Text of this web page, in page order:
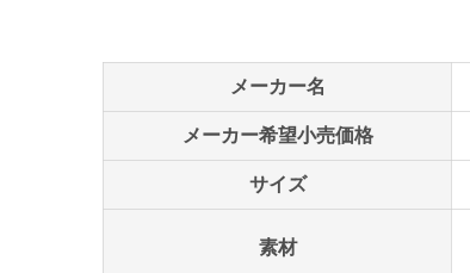
メーカー名
メーカー希望小売価格
サイズ
素材